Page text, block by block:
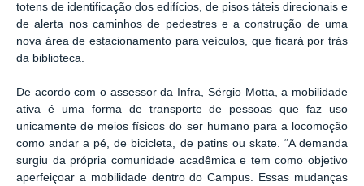
totens de identificação dos edifícios, de pisos táteis direcionais e
de alerta nos caminhos de pedestres e a construção de uma
nova área de estacionamento para veículos, que ficará por trás
da biblioteca.
De acordo com o assessor da Infra, Sérgio Motta, a mobilidade
ativa é uma forma de transporte de pessoas que faz uso
unicamente de meios físicos do ser humano para a locomoção
como andar a pé, de bicicleta, de patins ou skate. “A demanda
surgiu da própria comunidade acadêmica e tem como objetivo
aperfeiçoar a mobilidade dentro do Campus. Essas mudanças